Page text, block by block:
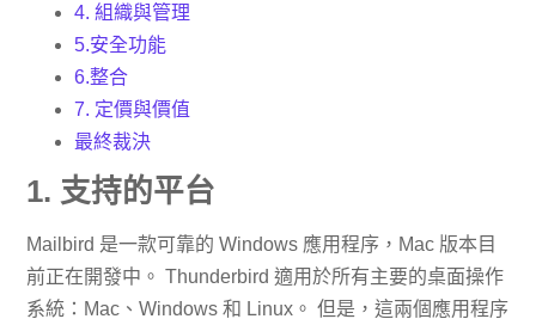
4. 組織與管理
5.安全功能
6.整合
7. 定價與價值
最終裁決
1. 支持的平台
Mailbird 是一款可靠的 Windows 應用程序，Mac 版本目
前正在開發中。 Thunderbird 適用於所有主要的桌面操作
系統：Mac、Windows 和 Linux。 但是，這兩個應用程序